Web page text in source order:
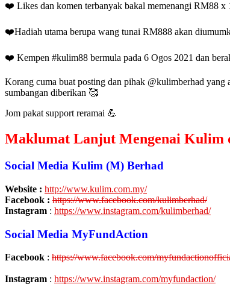
❤️ Likes dan komen terbanyak bakal memenangi RM88 x
❤️Hadiah utama berupa wang tunai RM888 akan
❤️ Kempen #kulim88 bermula pada 6 Ogos 2021 dan
Korang cuma buat posting dan pihak @kulimberhad
sumbangan diberikan 🥰
Jom pakat support reramai 💪
Maklumat Lanjut Mengenai Kulim
Social Media Kulim (M) Berhad
Website : http://www.kulim.com.my/
Facebook : https://www.facebook.com/kulimberhad/
Instagram : https://www.instagram.com/kulimberhad/
Social Media MyFundAction
Facebook : https://www.facebook.com/
Instagram : https://www.instagram.com/myfundaction/